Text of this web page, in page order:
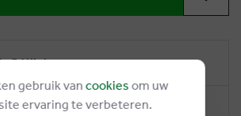
fidélité
dès €50
gebruik vancookies om uw
ervaring te verbeteren.